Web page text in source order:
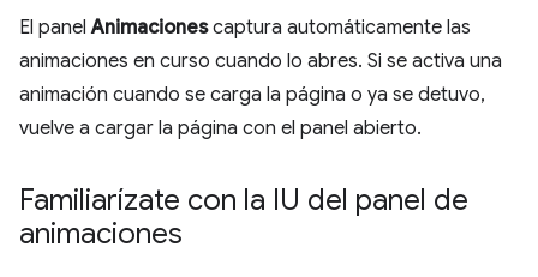
El panelAnimacionescaptura automáticamente las
animaciones en curso cuando lo abres. Si se activa una
animación cuando se carga la página o ya se detuvo,
vuelve a cargar la página con el panel abierto.
Familiarízate con la IU del panel de
animaciones